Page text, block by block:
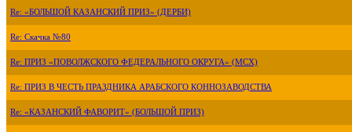
Re: «БОЛЬШОЙ КАЗАНСКИЙ ПРИЗ» (ДЕРБИ)
Re: Скачка №80
Re: ПРИЗ «ПОВОЛЖСКОГО ФЕДЕРАЛЬНОГО ОКРУГА» (МСХ)
Re: ПРИЗ В ЧЕСТЬ ПРАЗДНИКА АРАБСКОГО КОННОЗАВОДСТВА
Re: «КАЗАНСКИЙ ФАВОРИТ» (БОЛЬШОЙ ПРИЗ)